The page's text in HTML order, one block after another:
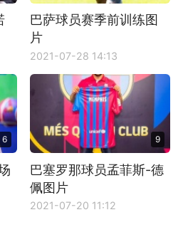
巴萨球员赛季前训练图
片
2021-07-28 14:13
6 9
巴塞罗那球员孟菲斯-德
佩图片
2021-07-20 11:12